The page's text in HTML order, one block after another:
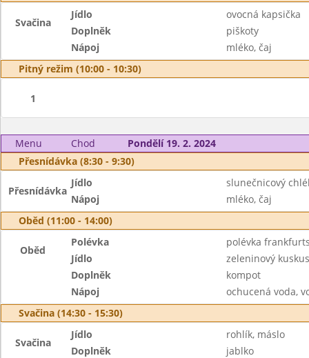
Svačina
Jídlo
ovocná kapsička
Doplněk
piškoty
Nápoj
mléko, čaj
Pitný režim (10:00 - 10:30)
1
Menu Chod
Pondělí 19. 2. 2024
Přesnídávka (8:30 - 9:30)
Přesnídávka
Jídlo
slunečnicový
Nápoj
mléko, čaj
Oběd (11:00 - 14:00)
Oběd
Polévka
polévka
Jídlo
zeleninový
Doplněk
kompot
Nápoj
ochucená voda,
Svačina (14:30 - 15:30)
Svačina
Jídlo
rohlík, máslo
Doplněk
jablko